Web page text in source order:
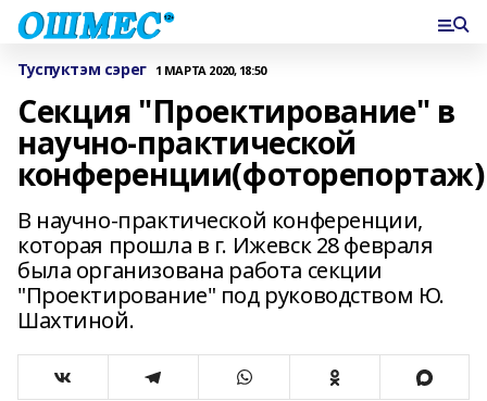
Туспуктэм сэрег 1 МАРТА 2020, 18:50
Секция "Проектирование" в
научно-практической
конференции(фоторепортаж)
В научно-практической конференции,
которая прошла в г. Ижевск 28 февраля
была организована работа секции
"Проектирование" под руководством Ю.
Шахтиной.